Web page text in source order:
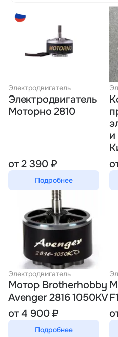
Электродвигатель
Электродвигатель
Моторно 2810
от 2 390 ₽
Подробнее
и
Электродвигатель
Мотор Brotherhobby
Avenger 2816 1050KV
от 4 900 ₽
Подробнее